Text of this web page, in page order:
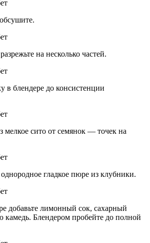
на несколько частей.
в блендере до консистенции
мелкое сито от семянок — точек на
гладкое пюре из клубники.
добавьте лимонный сок, сахарный
камедь. Блендером пробейте до полной